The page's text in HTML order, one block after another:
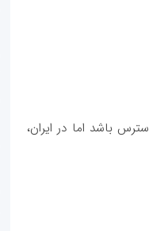
باشد اما در ایران،